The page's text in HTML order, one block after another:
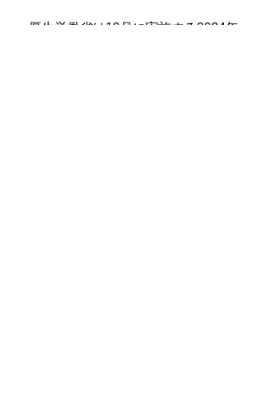
厚生労働省は10月に実施する2024年